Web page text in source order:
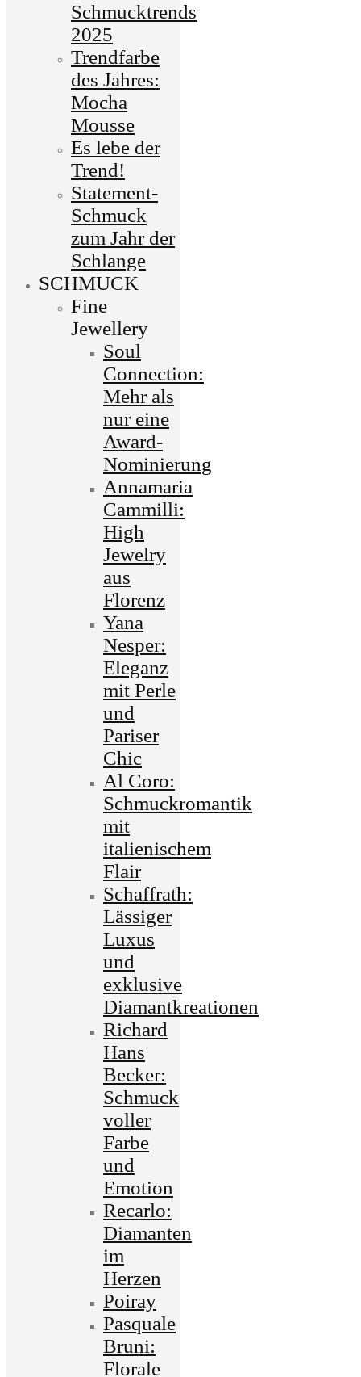
Schmucktrends
2025
Trendfarbe
des Jahres:
Mocha
Mousse
Es lebe der
Trend!
Statement-
Schmuck
zum Jahr der
Schlange
SCHMUCK
Fine
Jewellery
Soul
Connection:
Mehr als
nur eine
Award-
Nominierung
Annamaria
Cammilli:
High
Jewelry
aus
Florenz
Yana
Nesper:
Eleganz
mit Perle
und
Pariser
Chic
Al Coro:
Schmuckromantik
mit
italienischem
Flair
Schaffrath:
Lässiger
Luxus
und
exklusive
Diamantkreationen
Richard
Hans
Becker:
Schmuck
voller
Farbe
und
Emotion
Recarlo:
Diamanten
im
Herzen
Poiray
Pasquale
Bruni:
Florale